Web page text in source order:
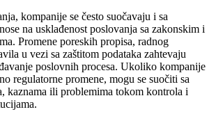
kompanije se često suočavaju i sa
na usklađenost poslovanja sa zakonskim i
Promene poreskih propisa, radnog
u vezi sa zaštitom podataka zahtevaju
poslovnih procesa. Ukoliko kompanije
regulatorne promene, mogu se suočiti sa
kaznama ili problemima tokom kontrola i